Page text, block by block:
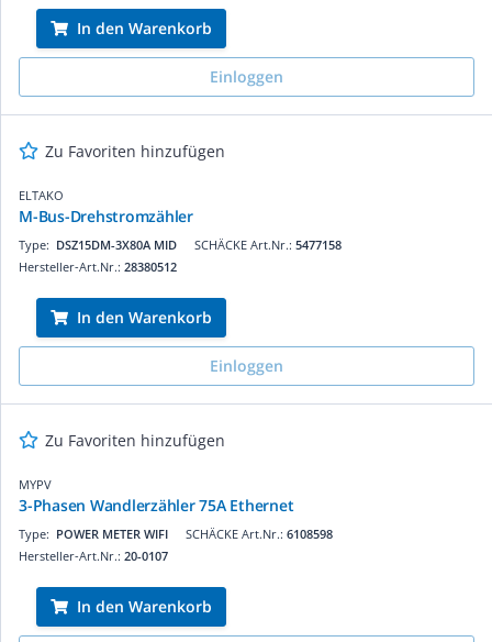
In den Warenkorb
Einloggen
Zu Favoriten hinzufügen
ELTAKO
M-Bus-Drehstromzähler
SCHÄCKE Art.Nr.: 5477158
Type: DSZ15DM-3X80A MID
Hersteller-Art.Nr.: 28380512
In den Warenkorb
Einloggen
Zu Favoriten hinzufügen
MYPV
3-Phasen Wandlerzähler 75A Ethernet
SCHÄCKE Art.Nr.: 6108598
Type: POWER METER WIFI
Hersteller-Art.Nr.: 20-0107
In den Warenkorb